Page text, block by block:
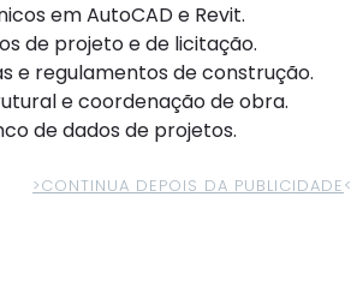
em AutoCAD e Revit.
de projeto e de licitação.
e regulamentos de construção.
e coordenação de obra.
de dados de projetos.
>CONTINUA DEPOIS DA PUBLICIDADE<